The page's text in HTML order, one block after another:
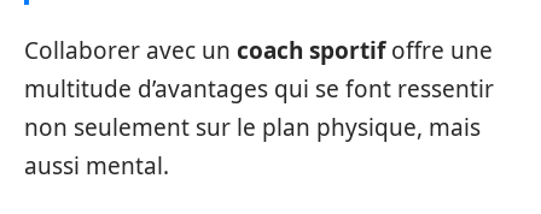
Collaborer avec un coach sportifoffre une
multitude d’avantages qui se font ressentir
non seulement sur le plan physique, mais
aussi mental.